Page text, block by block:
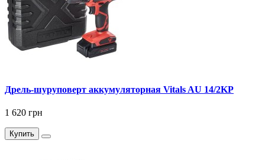
Дрель-шуруповерт аккумуляторная Vitals AU 14/2KP
1 620 грн
Купить